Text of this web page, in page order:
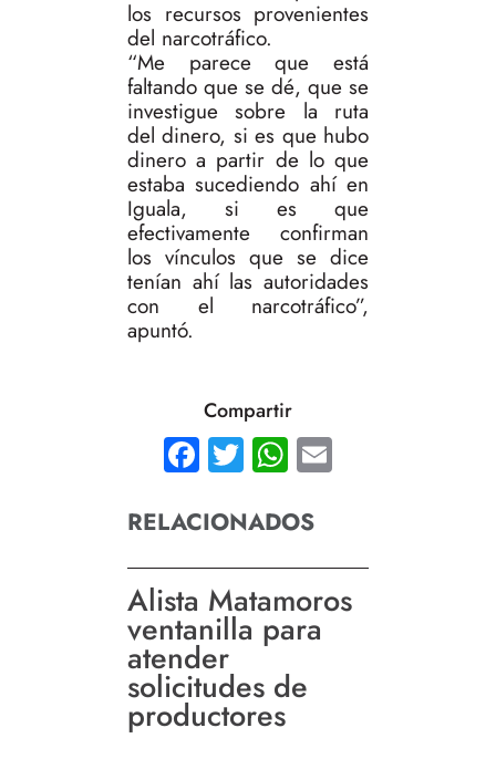
los recursos provenientes
del narcotráfico.
“Me parece que está
faltando que se dé, que se
investigue sobre la ruta
del dinero, si es que hubo
dinero a partir de lo que
estaba sucediendo ahí en
Iguala, si es que
efectivamente confirman
los vínculos que se dice
tenían ahí las autoridades
con el narcotráfico”,
apuntó.
Compartir
Facebook
TwitterWhatsApp
RELACIONADOS
Alista Matamoros
ventanilla para
atender
solicitudes de
productores